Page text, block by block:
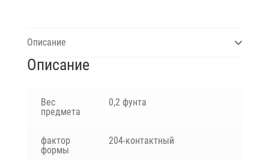
Описание
Описание
Вес
предмета
0,2 фунта
фактор
формы
204-контактный